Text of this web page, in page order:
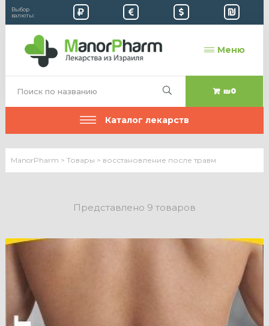
Выбор
валюты:
Меню
₪0
Каталог лекарств
ManorPharm > Товары > восстановление после травм
Представлено 9 товаров